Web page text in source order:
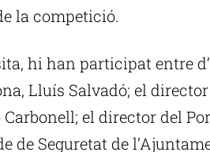
la competició.
hi han participat entre
Lluís Salvadó; el
el director del
de Seguretat de